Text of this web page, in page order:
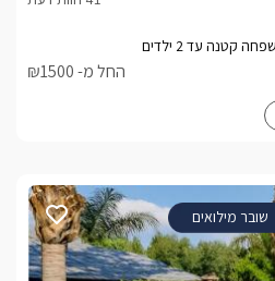
החל מ- ₪1500
שובר מילואים